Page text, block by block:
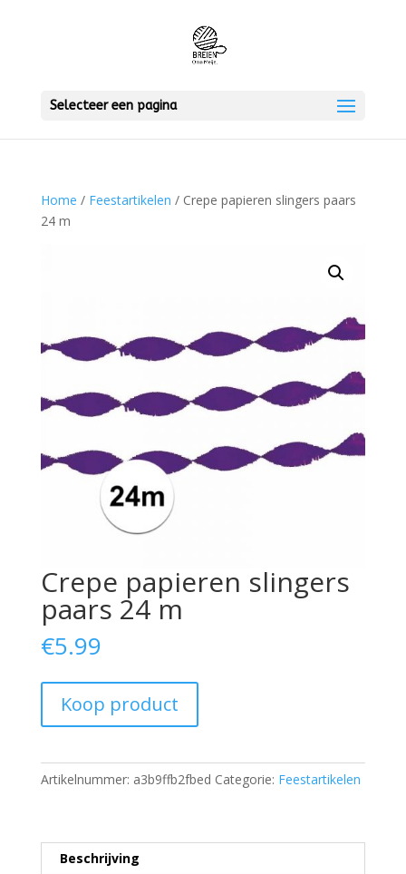
Selecteer een pagina
Home / Feestartikelen / Crepe papieren slingers paars
24 m
Crepe papieren slingers
paars 24 m
€5.99
Koop product
Artikelnummer: a3b9ffb2fbed Categorie: Feestartikelen
Beschrijving